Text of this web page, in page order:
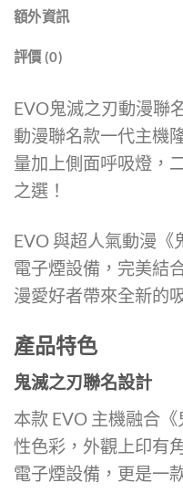
額外資訊
評價 (0)
EVO鬼滅之刃動漫聯
動漫聯名款一代主機
量加上側面呼吸燈，
之選！
EVO 與超人氣動漫《
電子煙設備，完美結
漫愛好者帶來全新的
產品特色
鬼滅之刃聯名設計
本款 EVO 主機融合
性色彩，外觀上印有
電子煙設備，更是一